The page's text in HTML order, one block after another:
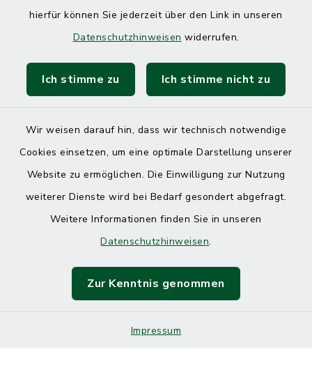
hierfür können Sie jederzeit über den Link in unseren
Datenschutzhinweisen widerrufen.
Ich stimme zu Ich stimme nicht zu
Wir weisen darauf hin, dass wir technisch notwendige
Cookies einsetzen, um eine optimale Darstellung unserer
Website zu ermöglichen. Die Einwilligung zur Nutzung
weiterer Dienste wird bei Bedarf gesondert abgefragt.
Weitere Informationen finden Sie in unseren
Datenschutzhinweisen.
Zur Kenntnis genommen
Impressum
Barrierefreiheit
Impressum
Sitemap